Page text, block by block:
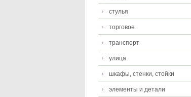
стулья
торговое
транспорт
улица
шкафы, стенки, стойки
элементы и детали